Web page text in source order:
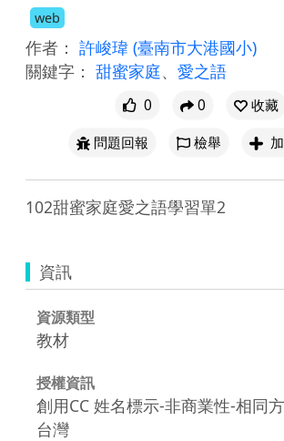
web
作者： 許峻瑋 (臺南市大港國小)
關鍵字： 甜蜜家庭、 愛之語
0 0
收藏
問題回報
檢舉
102甜蜜家庭愛之語學習單2
資訊
資源類型
教材
授權資訊
創用CC 姓名標示-非商業性-相同
台灣